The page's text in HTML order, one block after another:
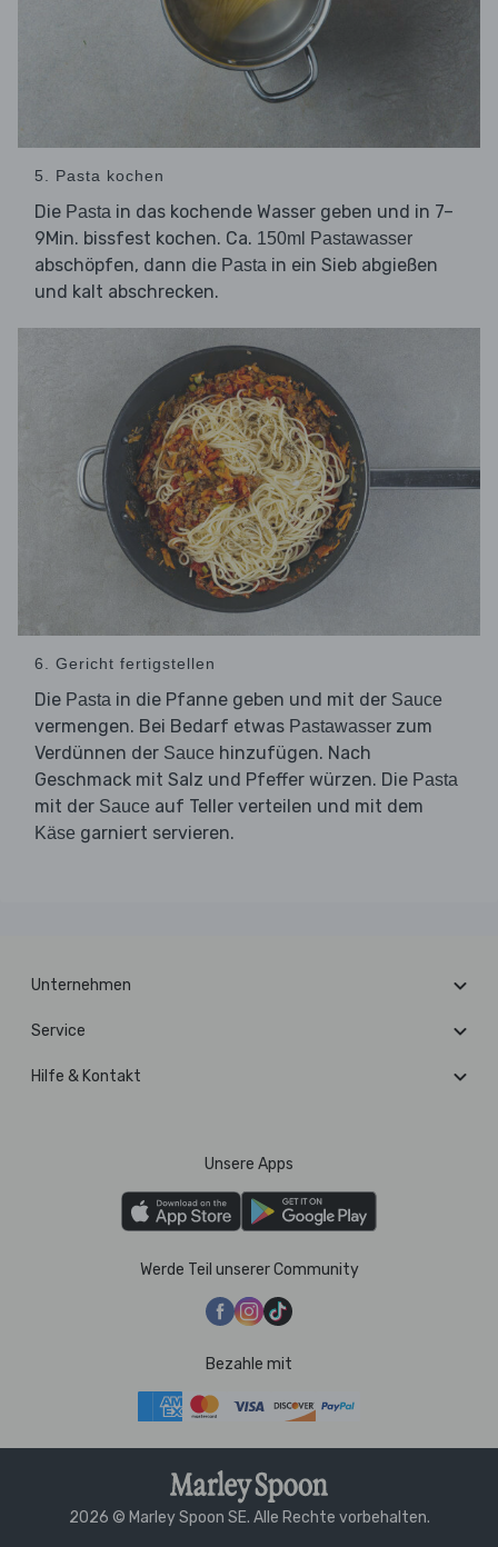
5. Pasta kochen
Die Pasta in das kochende Wasser geben und in 7–
9Min. bissfest kochen. Ca. 150ml Pastawasser
abschöpfen, dann die Pasta in ein Sieb abgießen
und kalt abschrecken.
6. Gericht fertigstellen
Die Pasta in die Pfanne geben und mit der Sauce
vermengen. Bei Bedarf etwas Pastawasser zum
Verdünnen der Sauce hinzufügen. Nach
Geschmack mit Salz und Pfeffer würzen. Die Pasta
mit der Sauce auf Teller verteilen und mit dem
Käse garniert servieren.
Unternehmen
Service
Hilfe & Kontakt
Unsere Apps
Werde Teil unserer Community
Bezahle mit
2026 © Marley Spoon SE. Alle Rechte vorbehalten.